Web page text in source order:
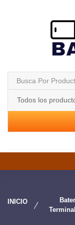
Todos los
INICIO